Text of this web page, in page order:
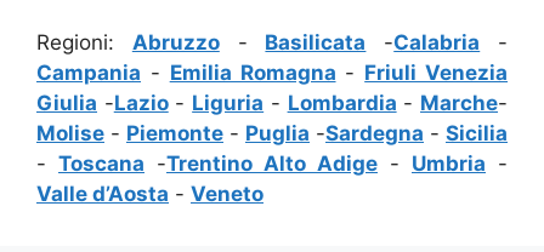
Regioni: Abruzzo- Basilicata -Calabria -
Campania - Emilia Romagna - Friuli Venezia
Giulia -Lazio- Liguria - Lombardia - Marche-
Molise - Piemonte - Puglia -Sardegna - Sicilia
- Toscana -Trentino Alto Adige - Umbria -
Valle d’Aosta - Veneto